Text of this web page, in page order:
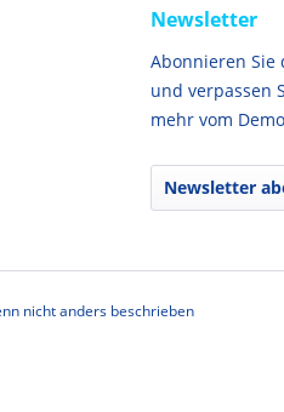
Newsletter
Abonnieren Sie
und verpassen
mehr vom
Newsletter
nicht anders beschrieben